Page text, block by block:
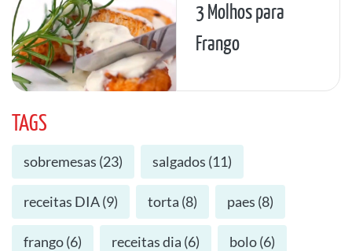
3 Molhos para
Frango
TAGS
sobremesas (23) salgados (11)
receitas DIA(9) torta (8) paes (8)
frango(6) receitas dia (6) bolo(6)